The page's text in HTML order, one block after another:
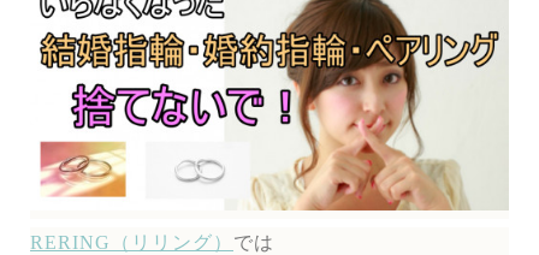
RERING（リリング） では